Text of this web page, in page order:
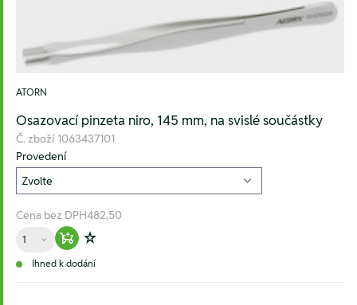
ATORN
Osazovací pinzeta niro, 145 mm, na svislé součástky
Č. zboží 1063437101
Provedení
Cena bez DPH482,50
Množství
Warenkorb hinzufügen
Zur Wunschliste hinzufügen
Ihned k dodání